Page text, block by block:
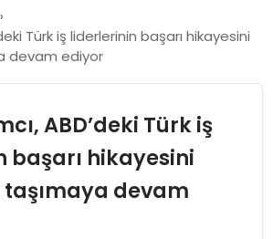
Türk iş liderlerinin başarı hikayesini
devam ediyor
ABD’deki Türk iş
başarı hikayesini
devam